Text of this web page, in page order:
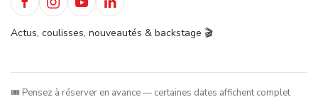
Actus, coulisses, nouveautés & backstage 🎬
🎟️ Pensez à réserver en avance — certaines dates affichent complet